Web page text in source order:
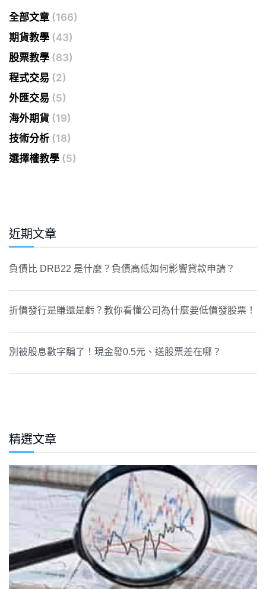
全部文章 (166)
期貨教學 (43)
股票教學 (83)
程式交易 (2)
外匯交易 (5)
海外期貨 (19)
技術分析 (18)
選擇權教學 (5)
近期文章
負債比 DRB22 是什麼？負債高低如何影響貸款申請？
折價發行是賺還是虧？教你看懂公司為什麼要低價發股票！
別被股息數字騙了！現金發0.5元、送股票差在哪？
精選文章